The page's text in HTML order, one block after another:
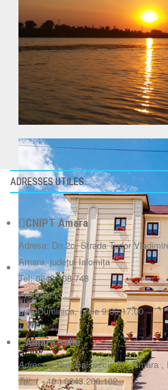
ADRESSES UTILES
CNIPT Amara
Adresa: Dn 2c, Strada Tudor
Amara, județul Ialomița
Tel: 0343.108.748
Program:
Luni-Duminica, orele 9:00-17:00
Amara salle
Adresse:Rue Balcescu 91 , Amara ,
Tél:( +40 ) 0243.266.102